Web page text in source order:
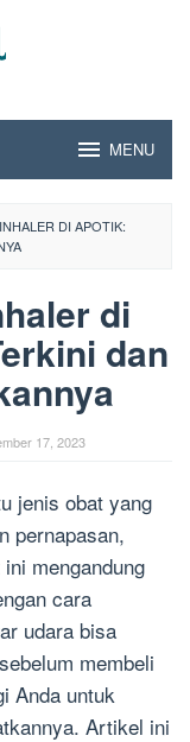
MENU
DI APOTIK:
di
dan
17, 2023
jenis obat yang
pernapasan,
mengandung
cara
udara bisa
membeli
Anda untuk
Artikel ini